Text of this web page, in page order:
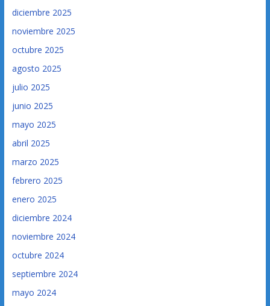
diciembre 2025
noviembre 2025
octubre 2025
agosto 2025
julio 2025
junio 2025
mayo 2025
abril 2025
marzo 2025
febrero 2025
enero 2025
diciembre 2024
noviembre 2024
octubre 2024
septiembre 2024
mayo 2024